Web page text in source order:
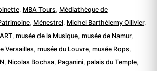
, MBA Tours, Médiathèque de
, Ménestrel, Michel Barthélemy Ollivier,
, musée de la Musique, musée de Namur,
Versailles, musée du Louvre, musée Rops,
, Nicolas Bochsa, Paganini, palais du Temple,